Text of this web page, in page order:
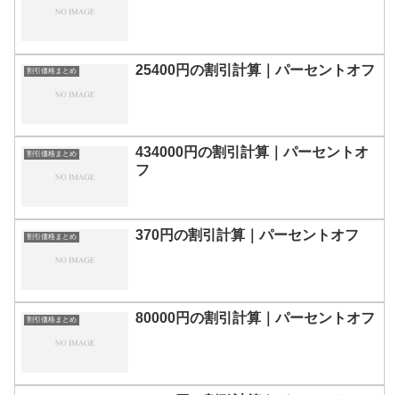
割引価格まとめ 25400円の割引計算｜パーセントオフ
割引価格まとめ
434000円の割引計算｜パーセントオ
フ
割引価格まとめ 370円の割引計算｜パーセントオフ
割引価格まとめ 80000円の割引計算｜パーセントオフ